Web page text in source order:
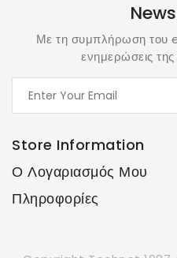
Με τη συμπλήρωση του
ενημερώσεις
Store Information
Ο Λογαριασμός Μου
Πληροφορίες